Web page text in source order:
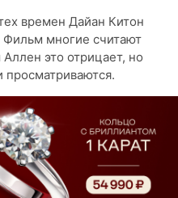
времен Дайан Китон
Фильм многие считают
это отрицает, но